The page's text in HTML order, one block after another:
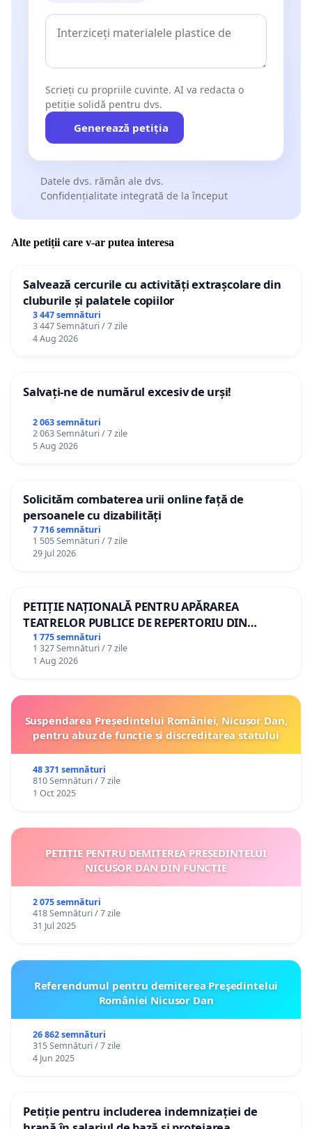
Scrieți cu propriile cuvinte. AI va redacta o
petiție solidă pentru dvs.
Generează petiția
Datele dvs. rămân ale dvs.
Confidențialitate integrată de la început
Alte petiții care v-ar putea interesa
Salvează cercurile cu activități extrașcolare din
cluburile și palatele copiilor
3 447 semnături
3 447 Semnături / 7 zile
4 Aug 2026
Salvați-ne de numărul excesiv de urși!
2 063 semnături
2 063 Semnături / 7 zile
5 Aug 2026
Solicităm combaterea urii online față de
persoanele cu dizabilități
7 716 semnături
1 505 Semnături / 7 zile
29 Jul 2026
PETIȚIE NAȚIONALĂ PENTRU APĂRAREA
TEATRELOR PUBLICE DE REPERTORIU DIN
ROMÂNIA
1 775 semnături
1 327 Semnături / 7 zile
1 Aug 2026
Suspendarea Președintelui României, Nicușor Dan,
pentru abuz de funcție și discreditarea statului
48 371 semnături
810 Semnături / 7 zile
1 Oct 2025
PETIȚIE PENTRU DEMITEREA PREȘEDINTELUI
NICUȘOR DAN DIN FUNCȚIE
2 075 semnături
418 Semnături / 7 zile
31 Jul 2025
Referendumul pentru demiterea Preşedintelui
României Nicusor Dan
26 862 semnături
315 Semnături / 7 zile
4 Jun 2025
Petiție pentru includerea indemnizației de